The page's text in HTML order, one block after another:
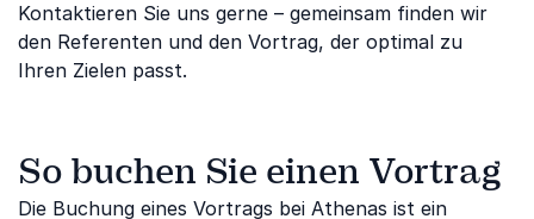
Kontaktieren Sie uns gerne – gemeinsam finden wir
den Referenten und den Vortrag, der optimal zu
Ihren Zielen passt.
So buchen Sie einen Vortrag
Die Buchung eines Vortrags bei Athenas ist ein